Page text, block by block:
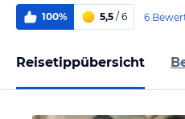
100% 5,5 / 6 6
Reisetippübersicht